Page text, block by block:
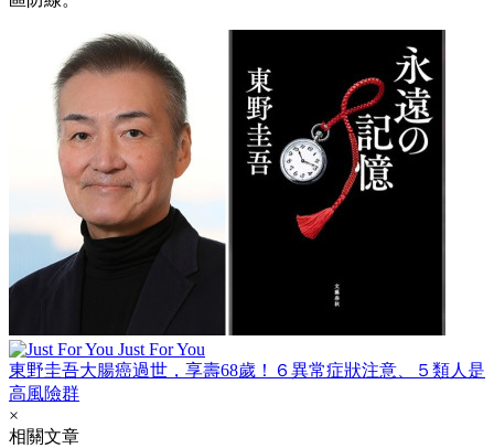
Just For You
東野圭吾大腸癌過世，享壽68歲！６異常症狀注意、５類人是
高風險群
×
相關文章